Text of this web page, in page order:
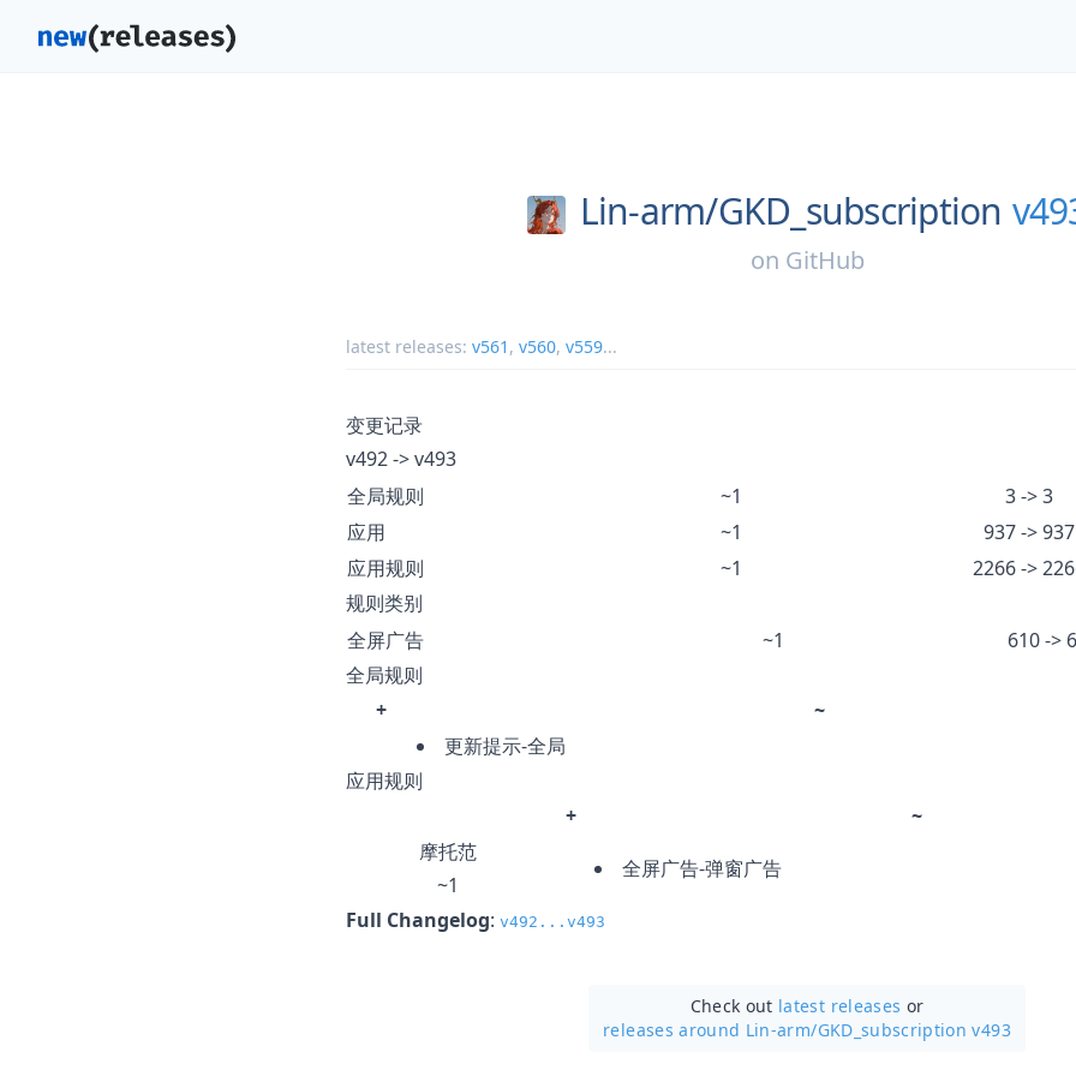
Lin-arm/GKD_subscription
on GitHub
latest releases: v561 , v560, v559...
变更记录
v492 -> v493
全局规则
~1
3 -> 3
应用
~1
937 -> 937
应用规则
~1
2266 ->
规则类别
全屏广告
~1
610 ->
全局规则
+
~
更新提示-全局
应用规则
+
~
摩托范
~1
全屏广告-弹窗广告
Full Changelog: v492...v493
Check out latest releases or
releases around Lin-arm/GKD_subscription v493